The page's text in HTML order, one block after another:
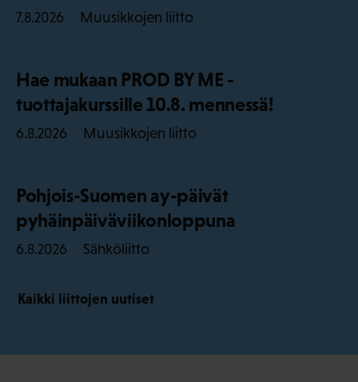
7.8.2026 Muusikkojen liitto
Hae mukaan PROD BY ME -
tuottajakurssille 10.8. mennessä!
6.8.2026 Muusikkojen liitto
Pohjois-Suomen ay-päivät
pyhäinpäiväviikonloppuna
6.8.2026 Sähköliitto
Kaikki liittojen uutiset